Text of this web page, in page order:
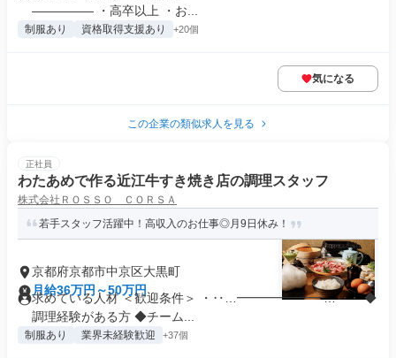
――――― ・高卒以上 ・お...
制服あり 資格取得支援あり +20個
気になる
この企業の類似求人を見る
正社員
わたあめで作る近江牛すき焼き店の調理スタッフ
株式会社ＲＯＳＳＯ ＣＯＲＳＡ
若手スタッフ活躍中！高収入のお仕事◎月9日休み！
京都府京都市中京区大黒町
月給36万円～50万円
求めている人材 ＜歓迎条件＞ ・‥…━━━━━━━…‥・ ◆
調理経験がある方 ◆チーム...
制服あり 業界未経験歓迎 +37個